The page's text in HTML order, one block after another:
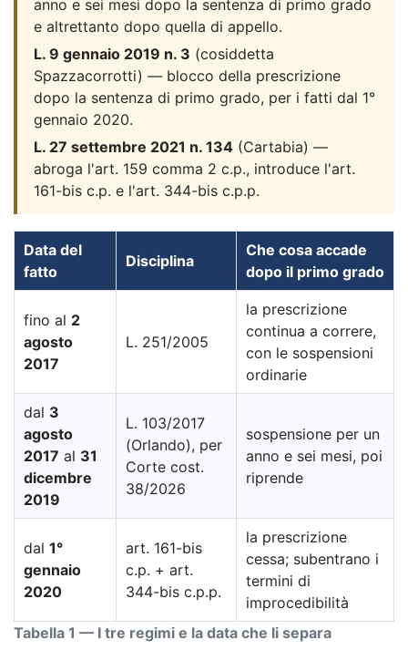
anno e sei mesi dopo la sentenza di primo grado
e altrettanto dopo quella di appello.
L. 9 gennaio 2019 n. 3 (cosiddetta
Spazzacorrotti) — blocco della prescrizione
dopo la sentenza di primo grado, per i fatti dal 1°
gennaio 2020.
L. 27 settembre 2021 n. 134 (Cartabia) —
abroga l'art. 159 comma 2 c.p., introduce l'art.
161-bis c.p. e l'art. 344-bis c.p.p.
Tabella 1 — I tre regimi e la data che li separa
Data del
fatto
Disciplina
Che cosa accade
dopo il primo grado
fino al 2
agosto
2017
L. 251/2005
la prescrizione
continua a correre,
con le sospensioni
ordinarie
dal 3
agosto
2017 al 31
dicembre
2019
L. 103/2017
(Orlando), per
Corte cost.
38/2026
sospensione per un
anno e sei mesi, poi
riprende
dal 1°
gennaio
2020
art. 161-bis
c.p. + art.
344-bis c.p.p.
la prescrizione
cessa; subentrano i
termini di
improcedibilità